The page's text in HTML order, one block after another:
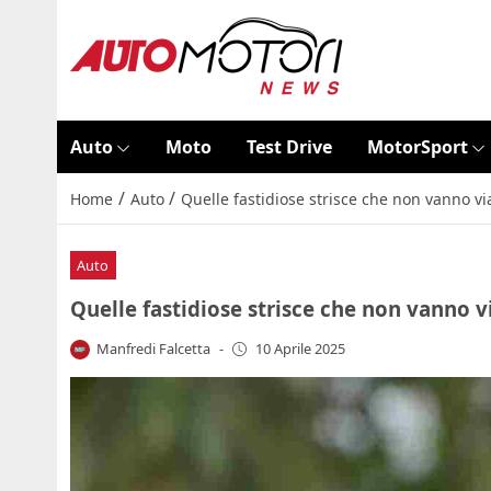
Auto Moto Test Drive MotorSport
Home / Auto / Quelle fastidiose strisce che non vanno
Auto
Quelle fastidiose strisce che non vanno
Manfredi Falcetta - 10 Aprile 2025